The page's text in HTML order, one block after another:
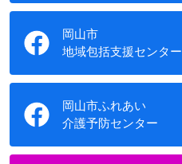
岡山市
地域包括支援センター
岡山市ふれあい
介護予防センター